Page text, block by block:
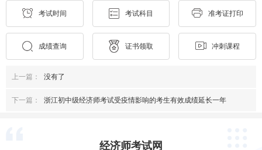
考试时间 考试科目 准考证打印
成绩查询 证书领取 冲刺课程
上一篇： 没有了
下一篇： 浙江初中级经济师考试受疫情影响的考生有效成绩延长一年
经济师考试网